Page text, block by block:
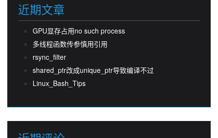
近期文章
GPU显存占用no such process
多线程函数传参慎用引用
rsync_filter
shared_ptr改成unique_ptr导致编译不过
Linux_Bash_Tips